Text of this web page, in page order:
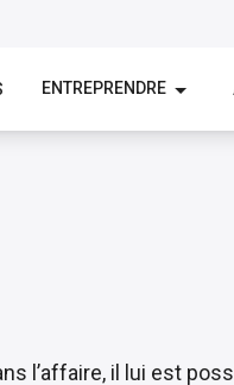
ENTREPRENDRE
l’affaire, il lui est